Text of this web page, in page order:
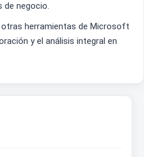
de negocio.
herramientas de Microsoft
y el análisis integral en